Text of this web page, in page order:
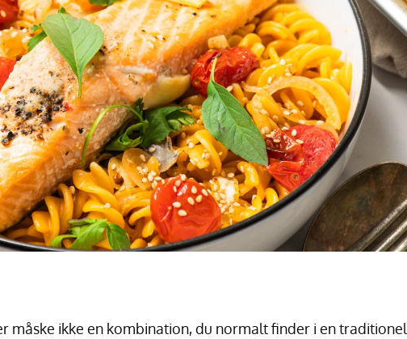
måske ikke en kombination, du normalt finder i en traditionel